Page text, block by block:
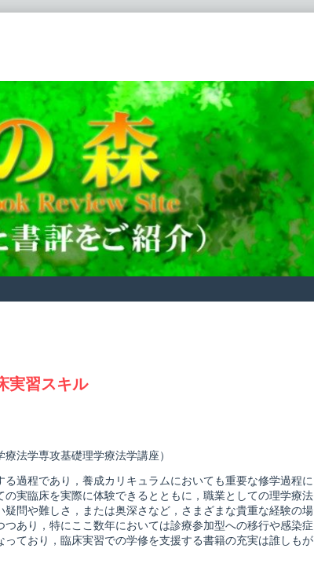
実習スキル
法学専攻基礎理学療法学講座）
過程であり，養成カリキュラムにおいても重要な修学過程に
実臨床を実際に体験できるとともに，職業としての理学療法
問や難しさ，または奥深さなど，さまざまな貴重な経験の場
あり，特にここ数年においては診療参加型への移行や感染症
ており，臨床実習での学修を支援する書籍の充実は誰しもが